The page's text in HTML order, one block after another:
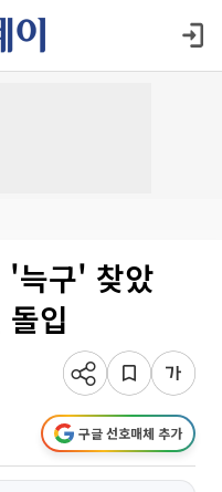
'늑구' 찾았
입
구글 선호매체 추가